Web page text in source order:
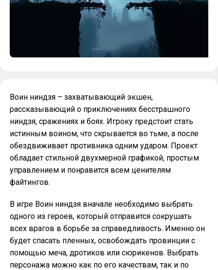
Воин ниндзя – захватывающий экшен,
рассказывающий о приключениях бесстрашного
ниндзя, сражениях и боях. Игроку предстоит стать
истинным воином, что скрывается во тьме, а после
обездвиживает противника одним ударом. Проект
обладает стильной двухмерной графикой, простым
управлением и понравится всем ценителям
файтингов.
В игре Воин ниндзя вначале необходимо выбрать
одного из героев, который отправится сокрушать
всех врагов в борьбе за справедливость. Именно он
будет спасать пленных, освобождать провинции с
помощью меча, дротиков или сюрикенов. Выбрать
персонажа можно как по его качествам, так и по